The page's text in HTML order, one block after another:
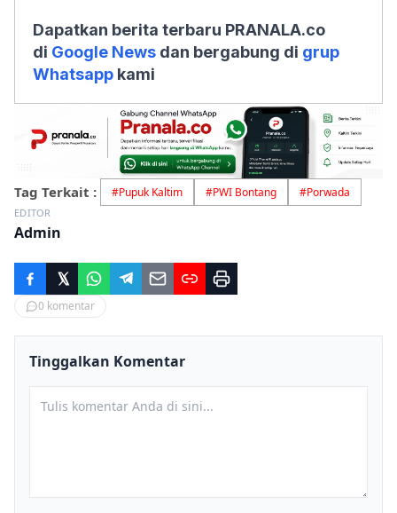
Dapatkan berita terbaru PRANALA.co
di Google News dan bergabung di grup
Whatsapp kami
Tag Terkait : #Pupuk Kaltim #PWI Bontang #Porwada
EDITOR
Admin
0 komentar
Tinggalkan Komentar